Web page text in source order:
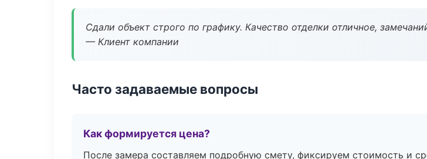
Сдали объект строго по графику. Качество отделки отличное,
— Клиент компании
Часто задаваемые вопросы
Как формируется цена?
После замера составляем подробную смету, фиксируем стоимость и